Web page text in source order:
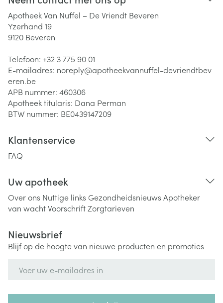
Apotheek Van Nuffel – De Vriendt Beveren
Yzerhand 19
9120 Beveren
Telefoon: +32 3 775 90 01
E-mailadres: noreply@apotheekvannuffel-devriendtbev
eren.be
APB nummer: 460306
Apotheek titularis: Dana Perman
BTW nummer: BE0439147209
Klantenservice
FAQ
Uw apotheek
Over ons Nuttige links Gezondheidsnieuws Apotheker
van wachtVoorschriftZorgtarieven
Nieuwsbrief
Blijf op de hoogte van nieuwe producten en promoties